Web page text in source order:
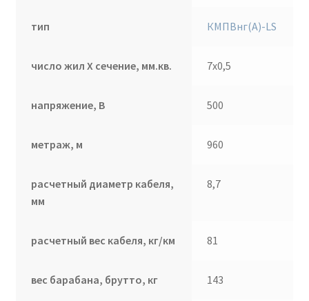
тип КМПВнг(А)-LS
число жил Х сечение, мм.кв. 7х0,5
напряжение, В 500
метраж, м 960
расчетный диаметр кабеля,
мм
8,7
расчетный вес кабеля, кг/км 81
вес барабана, брутто, кг 143